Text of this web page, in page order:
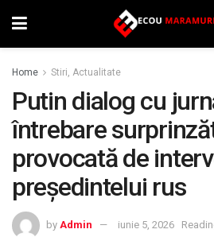
Home Stiri, Actualitate
Putin dialog cu
întrebare
provocată de
președintelui rus
by Admin iunie 5, 2026